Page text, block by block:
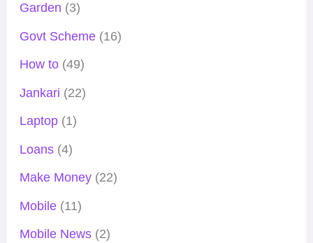
Garden (3)
Govt Scheme(16)
How to(49)
Jankari (22)
Laptop(1)
Loans(4)
Make Money(22)
Mobile(11)
Mobile News(2)